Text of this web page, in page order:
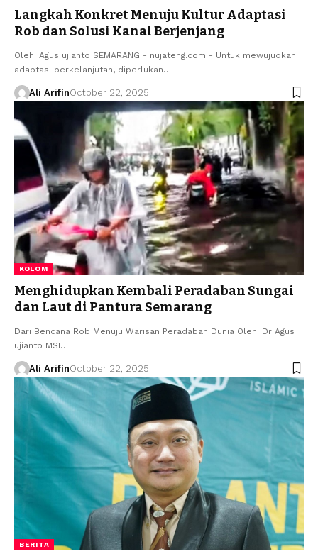
Langkah Konkret Menuju Kultur Adaptasi
Rob dan Solusi Kanal Berjenjang
Oleh: Agus ujianto SEMARANG - nujateng.com - ​Untuk mewujudkan
adaptasi berkelanjutan, diperlukan…
Ali ArifinOctober 22, 2025
KOLOM
Menghidupkan Kembali Peradaban Sungai
dan Laut di Pantura Semarang
Dari Bencana Rob Menuju Warisan Peradaban Dunia Oleh: Dr Agus
ujianto MSI…
Ali ArifinOctober 22, 2025
BERITA